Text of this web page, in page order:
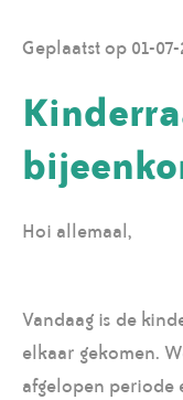
Geplaatst op 01-
Hoi allemaal,
Vandaag is de
elkaar gekomen.
afgelopen periode